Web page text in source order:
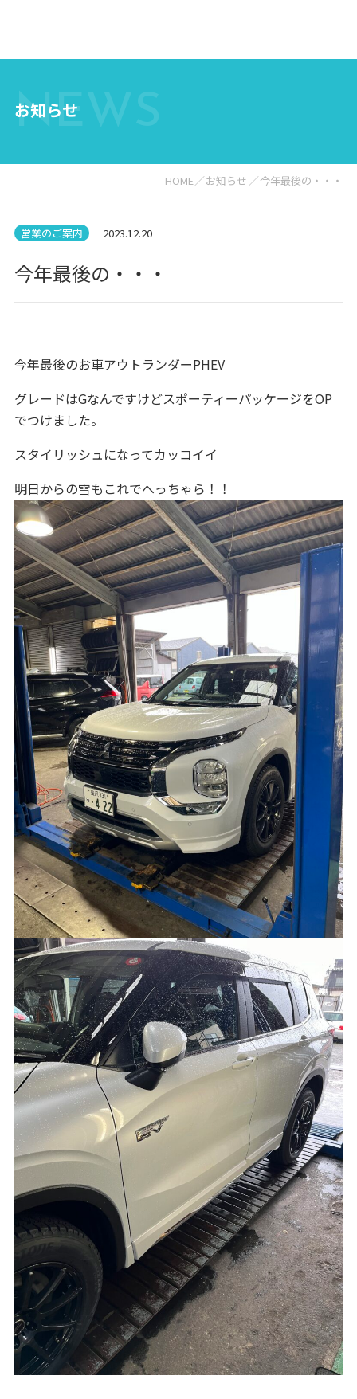
NEWS
お知らせ
HOME お知らせ 今年最後の・・・
営業のご案内 2023.12.20
今年最後の・・・
今年最後のお車アウトランダーPHEV
グレードはGなんですけどスポーティーパッケージをOP
でつけました。
スタイリッシュになってカッコイイ
明日からの雪もこれでへっちゃら！！